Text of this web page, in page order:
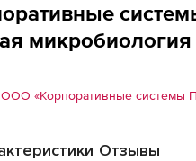
ООО «Корпоративные системы
Отзывы